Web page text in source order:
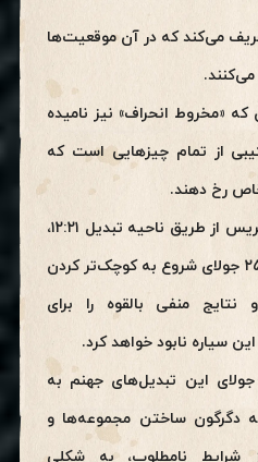
می‌کند که در آن موقعیت‌ها
«مخروط انحراف» نیز نامیده
از تمام چیزهایی است که
رخ دهند.
با فیلتر شدن مداوم این ماتریس از طریق ناحیه تبدیل ۱۲:۲۱،
«مطلق» (Absolute) پس از ۲۵ جولای شروع به کوچک‌تر کردن
منفی بالقوه را برای
سیاره نابود خواهد کرد.
به بیان عملی، پس از ۲۵ جولای این تبدیل‌های جهنم به
دگرگون ساختن مجموعه‌ها و
شرایط نامطلوب، به شکلی